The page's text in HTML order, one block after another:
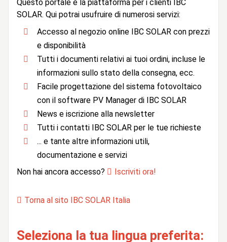
Questo portale è la piattaforma per i clienti IBC
SOLAR. Qui potrai usufruire di numerosi servizi:
Accesso al negozio online IBC SOLAR con prezzi
e disponibilità
Tutti i documenti relativi ai tuoi ordini, incluse le
informazioni sullo stato della consegna, ecc.
Facile progettazione del sistema fotovoltaico
con il software PV Manager di IBC SOLAR
News e iscrizione alla newsletter
Tutti i contatti IBC SOLAR per le tue richieste
... e tante altre informazioni utili,
documentazione e servizi
Non hai ancora accesso?
Iscriviti ora!
Torna al sito IBC SOLAR Italia
Seleziona la tua lingua preferita: